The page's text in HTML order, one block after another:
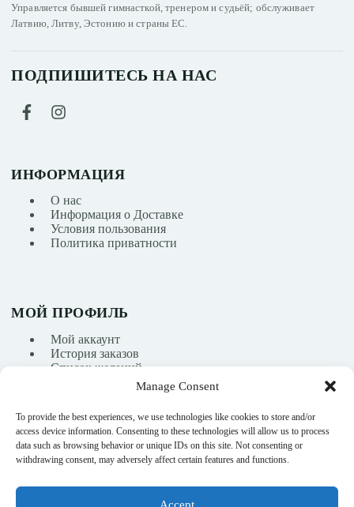
Manage Consent
To provide the best experiences, we use technologies like cookies to store and/or
access device information. Consenting to these technologies will allow us to process
data such as browsing behavior or unique IDs on this site. Not consenting or
withdrawing consent, may adversely affect certain features and functions.
Accept
Управляется бывшей гимнасткой, тренером и судьёй; обслуживает
Латвию, Литву, Эстонию и страны ЕС.
ПОДПИШИТЕСЬ НА НАС
ИНФОРМАЦИЯ
О нас
Информация о Доставке
Условия пользования
Политика приватности
МОЙ ПРОФИЛЬ
Мой аккаунт
История заказов
Список желаний
info@nikasport.eu
+371 28228266